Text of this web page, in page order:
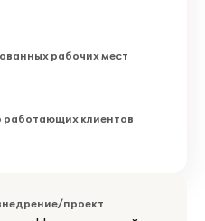
рабочих мест
работающих клиентов
проект